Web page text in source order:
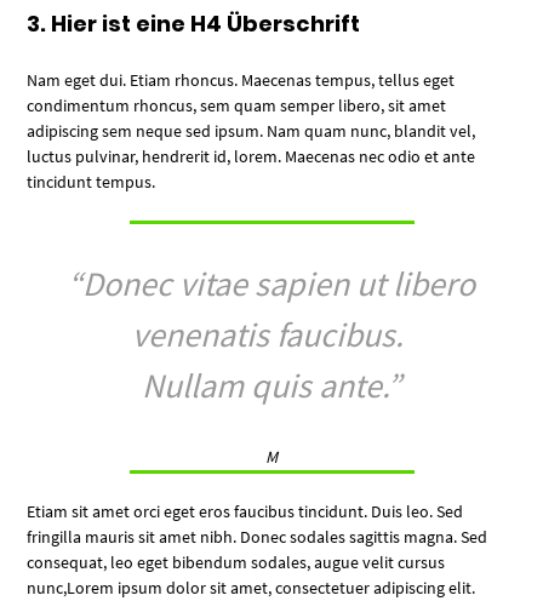
3. Hier ist eine H4 Überschrift
Nam eget dui. Etiam rhoncus. Maecenas tempus, tellus eget
condimentum rhoncus, sem quam semper libero, sit amet
adipiscing sem neque sed ipsum. Nam quam nunc, blandit vel,
luctus pulvinar, hendrerit id, lorem. Maecenas nec odio et ante
tincidunt tempus.
“Donec vitae sapien ut libero
venenatis faucibus.
Nullam quis ante.”
M
Etiam sit amet orci eget eros faucibus tincidunt. Duis leo. Sed
fringilla mauris sit amet nibh. Donec sodales sagittis magna. Sed
consequat, leo eget bibendum sodales, augue velit cursus
nunc,Lorem ipsum dolor sit amet, consectetuer adipiscing elit.